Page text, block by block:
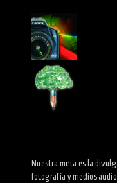
Nuestra meta es la
fotografía y medios